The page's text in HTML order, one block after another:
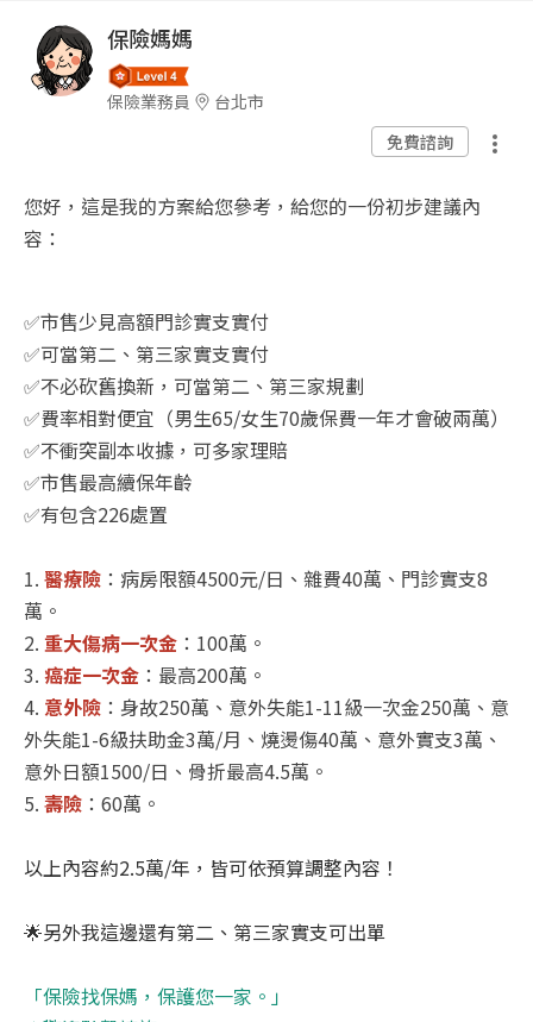
保險媽媽
保險業務員
台北市
免費諮詢
您好，這是我的方案給您參考，給您的一份初步建議內
容：
✅市售少見高額門診實支實付
✅可當第二、第三家實支實付
✅不必砍舊換新，可當第二、第三家規劃
✅費率相對便宜（男生65/女生70歲保費一年才會破兩萬）
✅不衝突副本收據，可多家理賠
✅市售最高續保年齡
✅有包含226處置
1. 醫療險 ：病房限額4500元/日、雜費40萬、門診實支8
萬。
2. 重大傷病一次金 ： 100萬。
3. 癌症一次金 ：最高200萬。
4. 意外險 ：身故250萬、意外失能1-11級一次金250萬、意
外失能1-6級扶助金3萬/月、燒燙傷40萬、意外實支3萬、
意外日額1500/日、骨折最高4.5萬。
5. 壽險 ： 60萬。
以上內容約2.5萬/年，皆可依預算調整內容！
🌟另外我這邊還有第二、第三家實支可出單
「保險找保媽，保護您一家。」